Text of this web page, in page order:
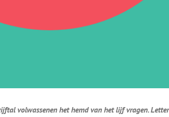
volwassenen het hemd van het lijf vragen.